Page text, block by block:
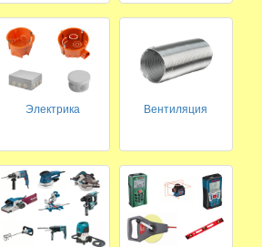
Электрика Вентиляция